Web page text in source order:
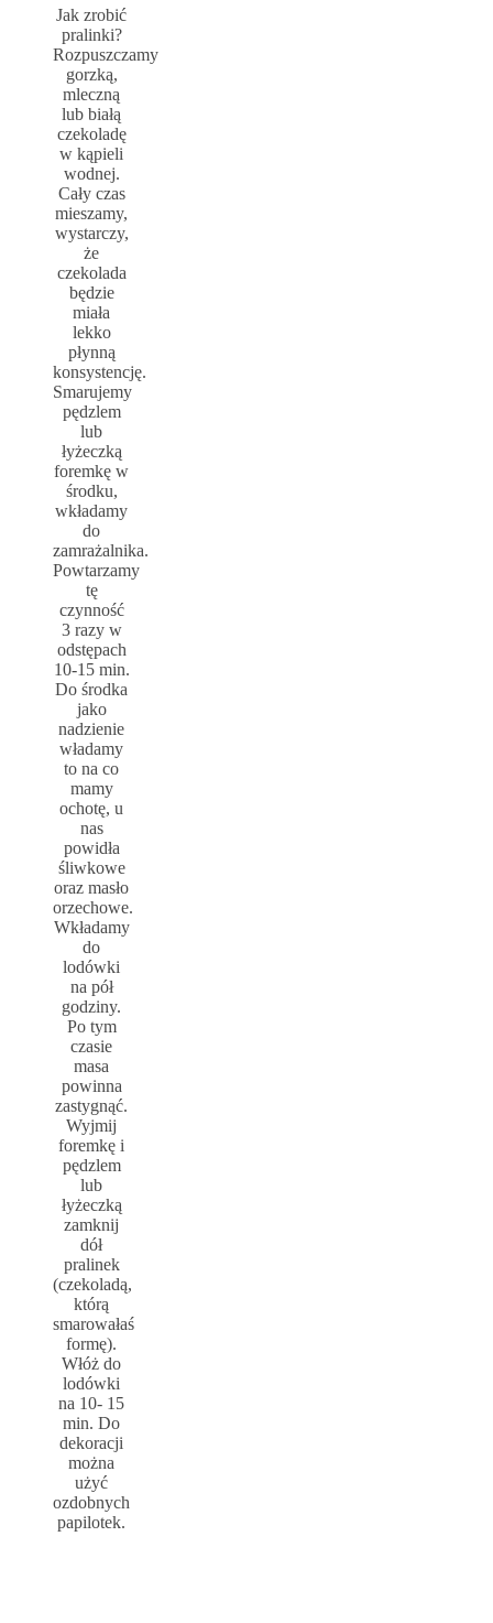
Jak zrobić
pralinki?
Rozpuszczamy
gorzką,
mleczną
lub białą
czekoladę
w kąpieli
wodnej.
Cały czas
mieszamy,
wystarczy,
że
czekolada
będzie
miała
lekko
płynną
konsystencję.
Smarujemy
pędzlem
lub
łyżeczką
foremkę w
środku,
wkładamy
do
zamrażalnika.
Powtarzamy
tę
czynność
3 razy w
odstępach
10-15 min.
Do środka
jako
nadzienie
władamy
to na co
mamy
ochotę, u
nas
powidła
śliwkowe
oraz masło
orzechowe.
Wkładamy
do
lodówki
na pół
godziny.
Po tym
czasie
masa
powinna
zastygnąć.
Wyjmij
foremkę i
pędzlem
lub
łyżeczką
zamknij
dół
pralinek
(czekoladą,
którą
smarowałaś
formę).
Włóż do
lodówki
na 10- 15
min. Do
dekoracji
można
użyć
ozdobnych
papilotek.